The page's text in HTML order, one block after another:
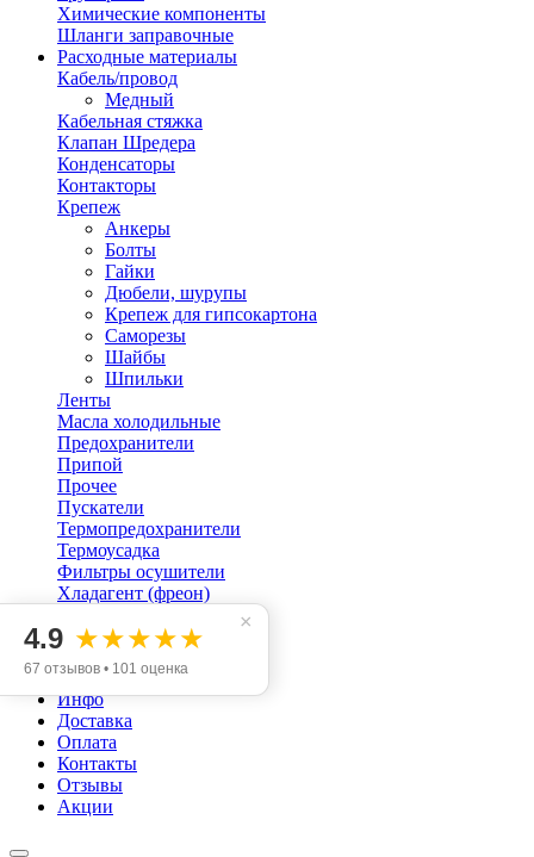
Химические компоненты
Шланги заправочные
Расходные материалы
Кабель/провод
Медный
Кабельная стяжка
Клапан Шредера
Конденсаторы
Контакторы
Крепеж
Анкеры
Болты
Гайки
Дюбели, шурупы
Крепеж для гипсокартона
Саморезы
Шайбы
Шпильки
Ленты
Масла холодильные
Предохранители
Припой
Прочее
Пускатели
Термопредохранители
Термоусадка
Фильтры осушители
Хладагент (фреон)
Конденсаторы пусковые
Инфо
Доставка
Оплата
Контакты
Отзывы
Акции
×
4.9 ★★★★★
67 отзывов • 101 оценка